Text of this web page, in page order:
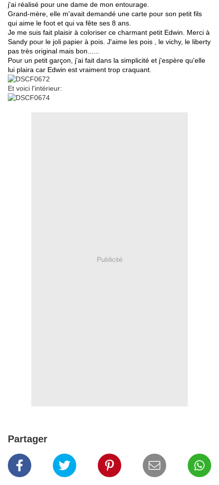
j'ai réalisé pour une dame de mon entourage.
Grand-mère, elle m'avait demandé une carte pour son petit fils
qui aime le foot et qui va fête ses 8 ans.
Je me suis fait plaisir à coloriser ce charmant petit Edwin. Merci à
Sandy pour le joli papier à pois. J'aime les pois , le vichy, le liberty
pas très original mais bon......
Pour un petit garçon, j'ai fait dans la simplicité et j'espère qu'elle
lui plaira car Edwin est vraiment trop craquant.
Et voici l'intérieur:
Publicité
Partager